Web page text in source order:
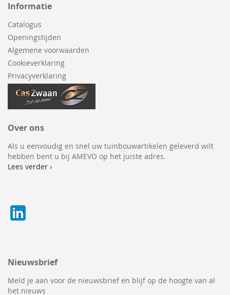
Nieuwsbrief
Meld je aan voor de nieuwsbrief en blijf op de hoogte van al
het nieuws
Informatie
Catalogus
Openingstijden
Algemene voorwaarden
Cookieverklaring
Privacyverklaring
Over ons
Als u eenvoudig en snel uw tuinbouwartikelen geleverd wilt
hebben bent u bij AMEVO op het juiste adres.
Lees verder ›